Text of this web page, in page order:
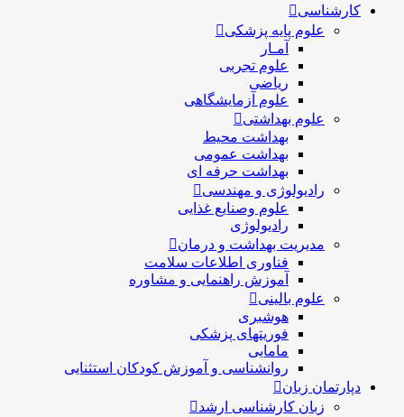
کارشناسی
علوم پایه پزشکی
آمـار
علوم تجربی
ریاضی
علوم آزمایشگاهی
علوم بهداشتی
بهداشت محیط
بهداشت عمومی
بهداشت حرفه ای
رادیولوژی و مهندسی
علوم وصنایع غذایی
رادیولوژی
مدیریت بهداشت و درمان
فناوری اطلاعات سلامت
آموزش راهنمایی و مشاوره
علوم بالینی
هوشبری
فوریتهای پزشکی
مامایی
روانشناسی و آموزش کودکان استثنایی
دپارتمان زبان
زبان کارشناسی ارشد